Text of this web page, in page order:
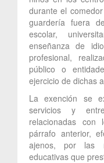
durante el
guardería fuera
escolar,
enseñanza de
profesional,
público o
ejercicio de dichas
La exención se
servicios y
relacionadas con
párrafo anterior,
ajenos, por las
educativas que